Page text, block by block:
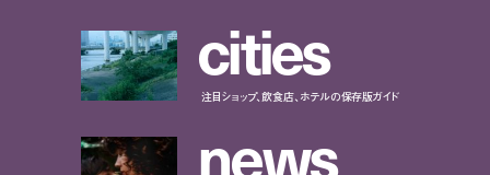
cities
注目ショップ、飲食店、ホテルの保存版ガイド
news